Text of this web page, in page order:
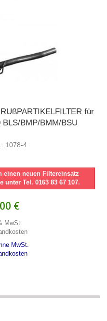
für
BMP/BMM/BSU
1078-4
einen neuen Filtereinsatz
unter Tel. 0163 83 67 107.
€
MwSt.
MwSt.